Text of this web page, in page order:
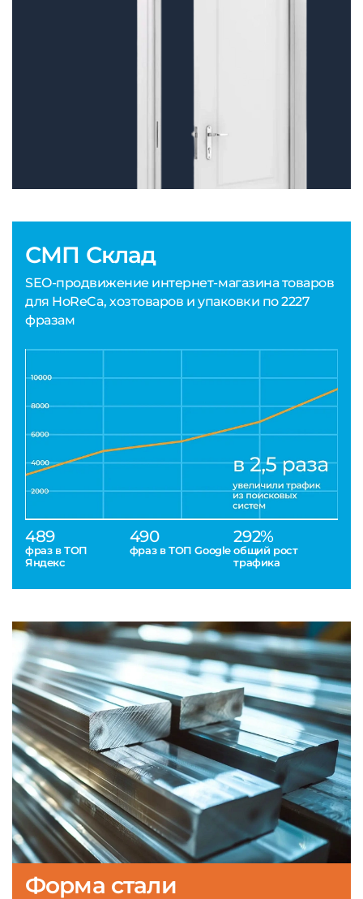
СМП Склад
SEO-продвижение интернет-магазина товаров
для HoReCa, хозтоваров и упаковки по 2227
фразам
489
фраз в ТОП
Яндекс
490
фраз в ТОП Google
292%
общий рост
трафика
Форма стали